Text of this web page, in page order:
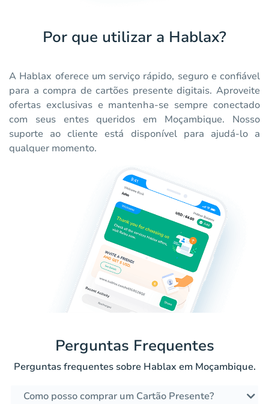
Por que utilizar a Hablax?
A Hablax oferece um serviço rápido, seguro e confiável
para a compra de cartões presente digitais. Aproveite
ofertas exclusivas e mantenha-se sempre conectado
com seus entes queridos em Moçambique. Nosso
suporte ao cliente está disponível para ajudá-lo a
qualquer momento.
Perguntas Frequentes
Perguntas frequentes sobre Hablax em Moçambique.
Como posso comprar um Cartão Presente?